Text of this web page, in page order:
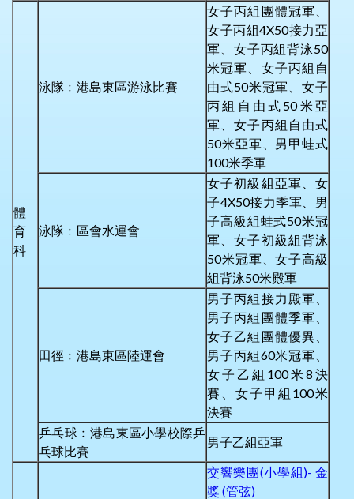
體
育
科
泳隊﹕港島東區游泳比賽
女子丙組團體冠軍、
女子丙組4X50接力亞
軍、女子丙組背泳50
米冠軍、女子丙組自
由式50米冠軍、女子
丙組自由式50米亞
軍、女子丙組自由式
50米亞軍、男甲蛙式
100米季軍
泳隊﹕區會水運會
女子初級組亞軍、女
子4X50接力季軍、男
子高級組蛙式50米冠
軍、女子初級組背泳
50米冠軍、女子高級
組背泳50米殿軍
田徑﹕港島東區陸運會
男子丙組接力殿軍、
男子丙組團體季軍、
女子乙組團體優異、
男子丙組60米冠軍、
女子乙組100米8決
賽、女子甲組100米
決賽
乒乓球﹕港島東區小學校際乒
乓球比賽
男子乙組亞軍
交響樂團(小學組)- 金
獎 (管弦)